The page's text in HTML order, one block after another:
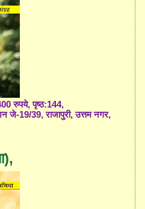
रुपये, पृष्ठ:144,
19/39, राजापुरी, उत्तम नगर,